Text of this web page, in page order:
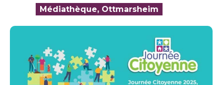
Médiathèque, Ottmarsheim